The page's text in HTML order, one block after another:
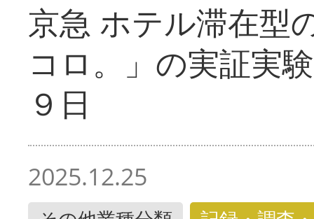
京急 ホテル滞在型
コロ。」の実証実
９日
2025.12.25